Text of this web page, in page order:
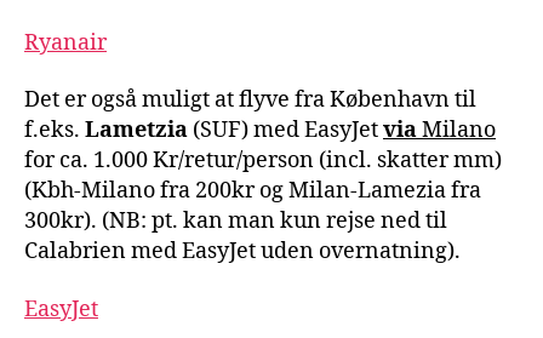
Ryanair
Det er også muligt at flyve fra København til
f.eks. Lametzia (SUF) med EasyJetviaMilano
for ca. 1.000 Kr/retur/person (incl. skatter mm)
(Kbh-Milano fra 200kr og Milan-Lamezia fra
300kr). (NB: pt. kan man kun rejse ned til
Calabrien med EasyJet uden overnatning).
EasyJet